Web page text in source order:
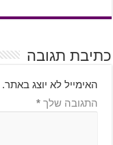
כתיבת תגובה
האימייל לא יוצג באתר.
התגובה שלך *